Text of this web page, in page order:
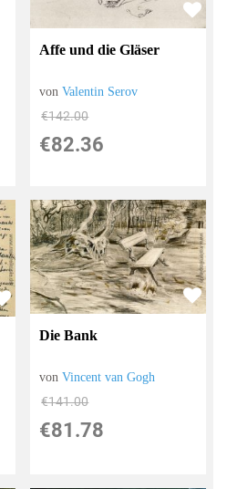
Affe und die Gläser
vonValentin Serov
€142.00
€82.36
Die Bank
vonVincent van Gogh
€141.00
€81.78